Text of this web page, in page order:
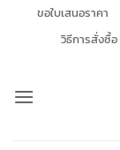
ขอใบเสนอราคา
วิธีการสั่งซื้อ